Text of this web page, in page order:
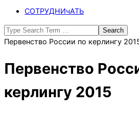
СОТРУДНИчАТЬ
Search
Первенство России по керлингу
Первенство
керлингу 2015